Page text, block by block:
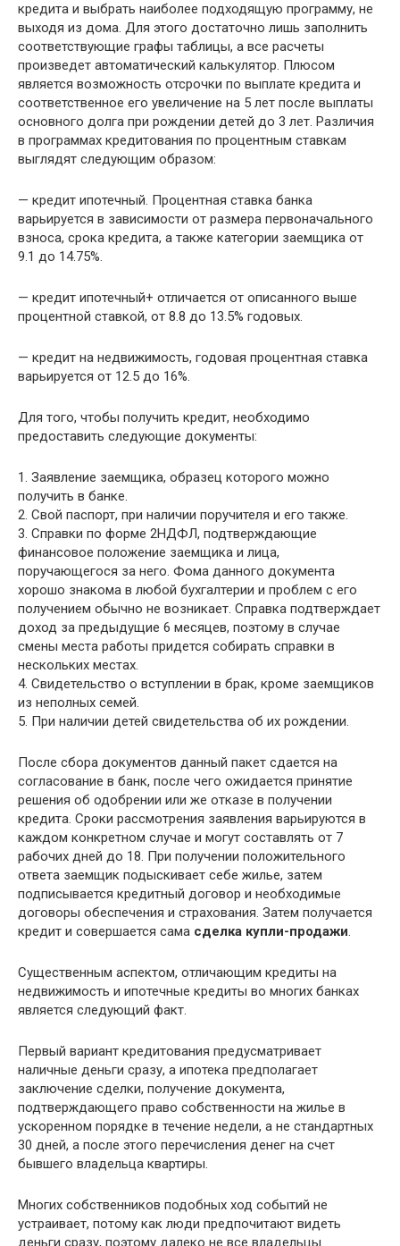
кредита и выбрать наиболее подходящую программу, не
выходя из дома. Для этого достаточно лишь заполнить
соответствующие графы таблицы, а все расчеты
произведет автоматический калькулятор. Плюсом
является возможность отсрочки по выплате кредита и
соответственное его увеличение на 5 лет после выплаты
основного долга при рождении детей до 3 лет. Различия
в программах кредитования по процентным ставкам
выглядят следующим образом:
— кредит ипотечный. Процентная ставка банка
варьируется в зависимости от размера первоначального
взноса, срока кредита, а также категории заемщика от
9.1 до 14.75%.
— кредит ипотечный+ отличается от описанного выше
процентной ставкой, от 8.8 до 13.5% годовых.
— кредит на недвижимость, годовая процентная ставка
варьируется от 12.5 до 16%.
Для того, чтобы получить кредит, необходимо
предоставить следующие документы:
1. Заявление заемщика, образец которого можно
получить в банке.
2. Свой паспорт, при наличии поручителя и его также.
3. Справки по форме 2НДФЛ, подтверждающие
финансовое положение заемщика и лица,
поручающегося за него. Фома данного документа
хорошо знакома в любой бухгалтерии и проблем с его
получением обычно не возникает. Справка подтверждает
доход за предыдущие 6 месяцев, поэтому в случае
смены места работы придется собирать справки в
нескольких местах.
4. Свидетельство о вступлении в брак, кроме заемщиков
из неполных семей.
5. При наличии детей свидетельства об их рождении.
После сбора документов данный пакет сдается на
согласование в банк, после чего ожидается принятие
решения об одобрении или же отказе в получении
кредита. Сроки рассмотрения заявления варьируются в
каждом конкретном случае и могут составлять от 7
рабочих дней до 18. При получении положительного
ответа заемщик подыскивает себе жилье, затем
подписывается кредитный договор и необходимые
договоры обеспечения и страхования. Затем получается
кредит и совершается сама сделка купли-продажи.
Существенным аспектом, отличающим кредиты на
недвижимость и ипотечные кредиты во многих банках
является следующий факт.
Первый вариант кредитования предусматривает
наличные деньги сразу, а ипотека предполагает
заключение сделки, получение документа,
подтверждающего право собственности на жилье в
ускоренном порядке в течение недели, а не стандартных
30 дней, а после этого перечисления денег на счет
бывшего владельца квартиры.
Многих собственников подобных ход событий не
устраивает, потому как люди предпочитают видеть
деньги сразу, поэтому далеко не все владельцы